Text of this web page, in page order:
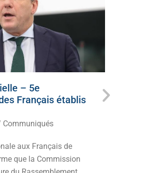
– 5e
Français établis
Communiqués
aux Français de
que la Commission